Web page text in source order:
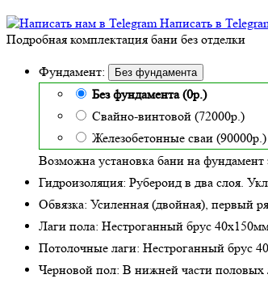
Написать в
Подробная комплектация бани без отделки
Фундамент: Без фундамента
Без фундамента (0р.)
Свайно-винтовой (72000р.)
Железобетонные сваи (90000р.)
Возможна установка бани на
Гидроизоляция: Рубероид в два слоя.
Обвязка: Усиленная (двойная), первый
Лаги пола: Нестроганный брус
Потолочные лаги: Нестроганный брус
Черновой пол: В нижней части половых